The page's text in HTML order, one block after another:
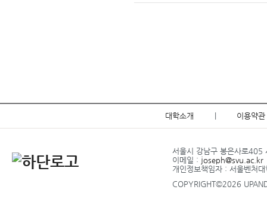
대학소개 이용약관
서울시 강남구 봉은사로
이메일 : joseph@svu.ac.kr
개인정보책임자 : 서울벤처
COPYRIGHT©2026